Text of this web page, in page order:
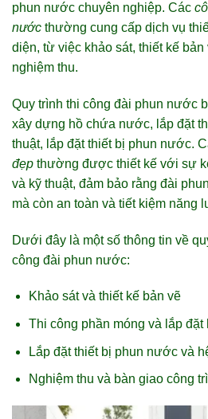
phun nước chuyên nghiệp. Các
nước thường cung cấp dịch vụ
diện, từ việc khảo sát, thiết kế bản
nghiệm thu.
Quy trình thi công đài phun nước
xây dựng hồ chứa nước, lắp đặt
thuật, lắp đặt thiết bị phun nước.
đẹp thường được thiết kế với sự
và kỹ thuật, đảm bảo rằng đài
mà còn an toàn và tiết kiệm năng
Dưới đây là một số thông tin về
công đài phun nước:
Khảo sát và thiết kế bản vẽ
Thi công phần móng và lắp
Lắp đặt thiết bị phun nước và
Nghiệm thu và bàn giao công